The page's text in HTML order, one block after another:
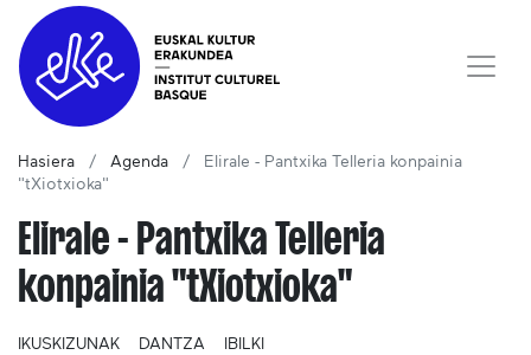
Hasiera Agenda
Elirale - Pantxika Telleria konpainia
"tXiotxioka"
Elirale - Pantxika Telleria
konpainia "tXiotxioka"
IKUSKIZUNAK DANTZA IBILKI